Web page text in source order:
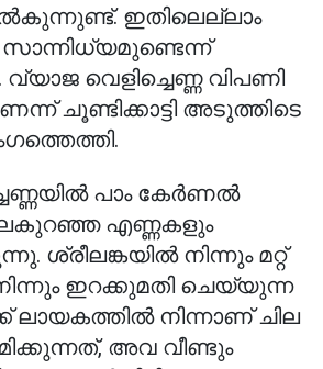
ഇതിലെല്ലാം
വെളിച്ചെണ്ണ വിപണി
ചൂണ്ടിക്കാട്ടി അടുത്തിടെ
പാം കേർണൽ
എണ്ണകളും
ശ്രീലങ്കയിൽ നിന്നും മറ്റ്
ഇറക്കുമതി ചെയ്യുന്ന
ലായകത്തിൽ നിന്നാണ് ചില
അവ വീണ്ടും